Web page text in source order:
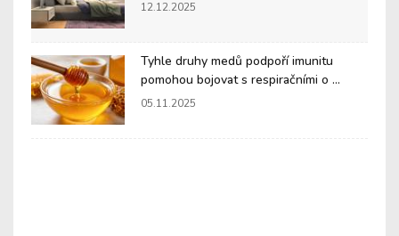
12.12.2025
Tyhle druhy medů podpoří imunitu
pomohou bojovat s respiračními o ...
05.11.2025